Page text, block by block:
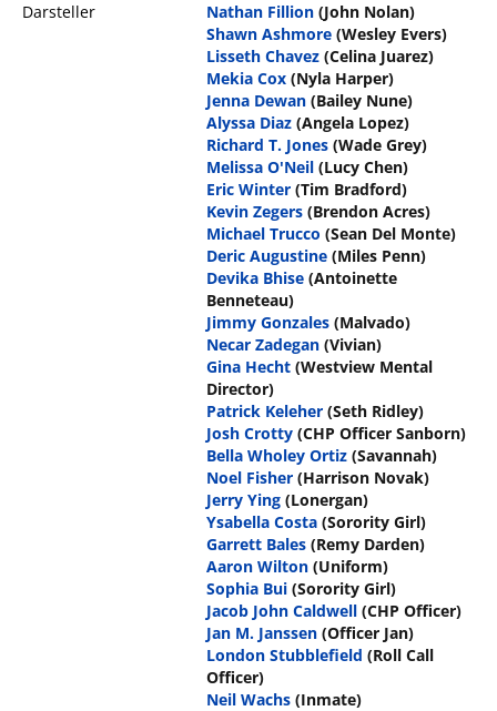
Darsteller
Nathan Fillion (John Nolan)
Shawn Ashmore (Wesley Evers)
Lisseth Chavez (Celina Juarez)
Mekia Cox (Nyla Harper)
Jenna Dewan (Bailey Nune)
Alyssa Diaz (Angela Lopez)
Richard T. Jones (Wade Grey)
Melissa O'Neil (Lucy Chen)
Eric Winter (Tim Bradford)
Kevin Zegers (Brendon Acres)
Michael Trucco (Sean Del Monte)
Deric Augustine (Miles Penn)
Devika Bhise (Antoinette
Benneteau)
Jimmy Gonzales (Malvado)
Necar Zadegan (Vivian)
Gina Hecht (Westview Mental
Director)
Patrick Keleher (Seth Ridley)
Josh Crotty (CHP Officer Sanborn)
Bella Wholey Ortiz (Savannah)
Noel Fisher (Harrison Novak)
Jerry Ying (Lonergan)
Ysabella Costa (Sorority Girl)
Garrett Bales (Remy Darden)
Aaron Wilton (Uniform)
Sophia Bui (Sorority Girl)
Jacob John Caldwell (CHP Officer)
Jan M. Janssen (Officer Jan)
London Stubblefield (Roll Call
Officer)
Neil Wachs (Inmate)